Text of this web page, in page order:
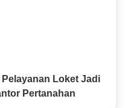
Loket Jadi
Pertanahan